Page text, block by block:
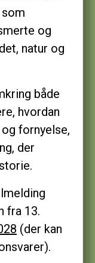
og
natur og
både
hvordan
fornyelse,
der
fra 13.
(der kan